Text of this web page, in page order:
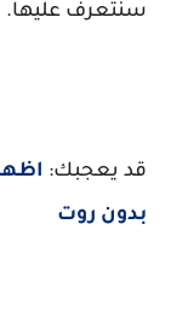
سنتعرف عليها.
قد يعجبك:
بدون روت